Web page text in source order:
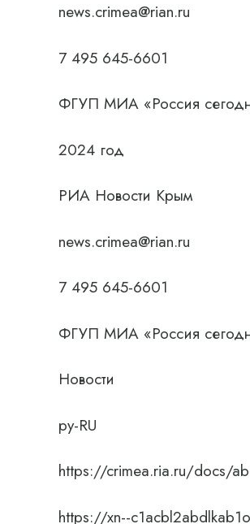
news.crimea@rian.ru
7 495 645-6601
ФГУП МИА «Россия
2024 год
РИА Новости Крым
news.crimea@rian.ru
7 495 645-6601
ФГУП МИА «Россия
Новости
ру-RU
https://crimea.ria.ru/docs/
https://xn--